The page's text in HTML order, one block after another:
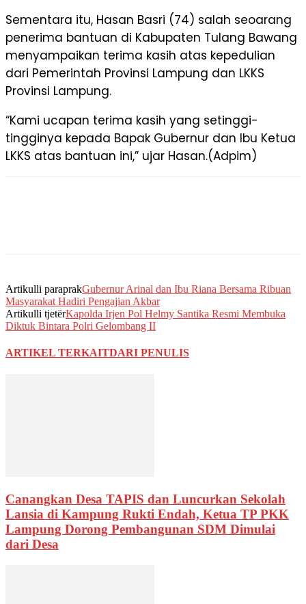
Sementara itu, Hasan Basri (74) salah seoarang
penerima bantuan di Kabupaten Tulang Bawang
menyampaikan terima kasih atas kepedulian
dari Pemerintah Provinsi Lampung dan LKKS
Provinsi Lampung.
“Kami ucapan terima kasih yang setinggi-
tingginya kepada Bapak Gubernur dan Ibu Ketua
LKKS atas bantuan ini,” ujar Hasan.(Adpim)
Artikulli paraprakGubernur Arinal dan Ibu Riana Bersama Ribuan
Masyarakat Hadiri Pengajian Akbar
Artikulli tjetërKapolda Irjen Pol Helmy Santika Resmi Membuka
Diktuk Bintara Polri Gelombang II
ARTIKEL TERKAITDARI PENULIS
Canangkan Desa TAPIS dan Luncurkan Sekolah
Lansia di Kampung Rukti Endah, Ketua TP PKK
Lampung Dorong Pembangunan SDM Dimulai
dari Desa